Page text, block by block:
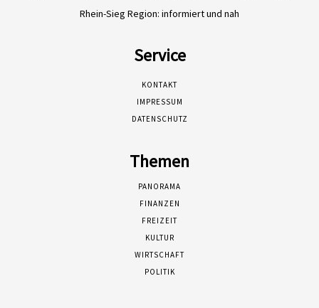
Rhein-Sieg Region: informiert und nah
Service
KONTAKT
IMPRESSUM
DATENSCHUTZ
Themen
PANORAMA
FINANZEN
FREIZEIT
KULTUR
WIRTSCHAFT
POLITIK